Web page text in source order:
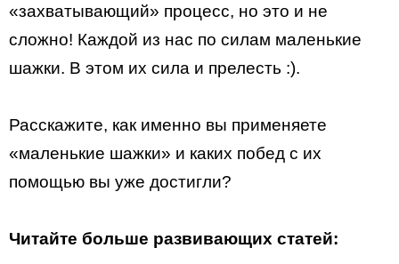
«захватывающий» процесс, но это и не
сложно! Каждой из нас по силам маленькие
шажки. В этом их сила и прелесть :).
Расскажите, как именно вы применяете
«маленькие шажки» и каких побед с их
помощью вы уже достигли?
Читайте больше развивающих статей: